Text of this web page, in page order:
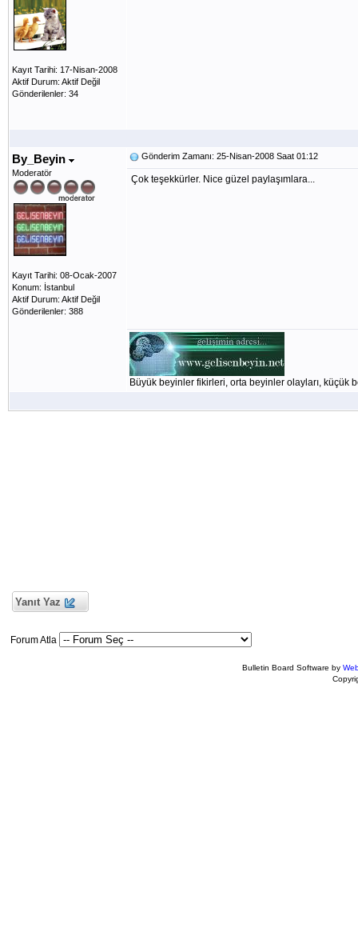
Kayıt Tarihi: 17-Nisan-2008
Aktif Durum: Aktif Değil
Gönderilenler: 34
By_Beyin
Moderatör
Kayıt Tarihi: 08-Ocak-2007
Konum: İstanbul
Aktif Durum: Aktif Değil
Gönderilenler: 388
Gönderim Zamanı: 25-Nisan-2008 Saat 01:12
Çok teşekkürler. Nice güzel paylaşımlara...
Büyük beyinler fikirleri, orta beyinler olayları, küçük
Yanıt Yaz
Forum Atla
Bulletin Board Software by